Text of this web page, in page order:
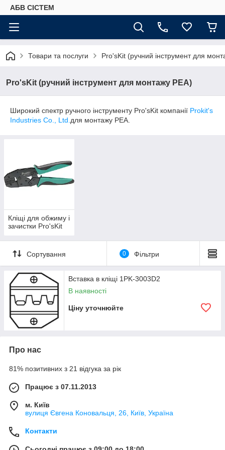
АБВ СІСТЕМ
Товари та послуги Pro'sKit (ручний інструмент для
Pro'sKit (ручний інструмент для монтажу РЕА)
Широкий спектр ручного інструменту Pro'sKit компанії Prokit's
Industries Co., Ltd. для монтажу РЕА.
Кліщі для обжиму і
зачистки Pro'sKit
Сортування 0 Фільтри
Вставка в кліщі 1PK-3003D2
В наявності
Ціну уточнюйте
Про нас
81% позитивних з 21 відгука за рік
Працює з 07.11.2013
м. Київ
вулиця Євгена Коновальця, 26, Київ, Україна
Контакти